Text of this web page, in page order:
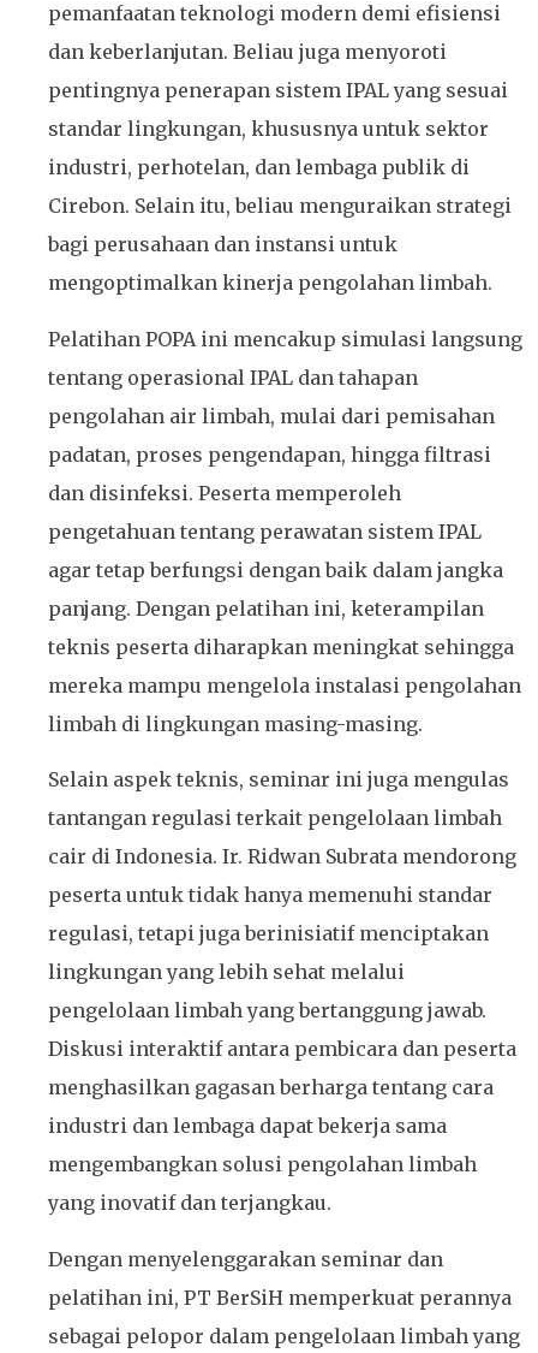
pemanfaatan teknologi modern demi efisiensi
dan keberlanjutan. Beliau juga menyoroti
pentingnya penerapan sistem IPAL yang sesuai
standar lingkungan, khususnya untuk sektor
industri, perhotelan, dan lembaga publik di
Cirebon. Selain itu, beliau menguraikan strategi
bagi perusahaan dan instansi untuk
mengoptimalkan kinerja pengolahan limbah.
Pelatihan POPA ini mencakup simulasi langsung
tentang operasional IPAL dan tahapan
pengolahan air limbah, mulai dari pemisahan
padatan, proses pengendapan, hingga filtrasi
dan disinfeksi. Peserta memperoleh
pengetahuan tentang perawatan sistem IPAL
agar tetap berfungsi dengan baik dalam jangka
panjang. Dengan pelatihan ini, keterampilan
teknis peserta diharapkan meningkat sehingga
mereka mampu mengelola instalasi pengolahan
limbah di lingkungan masing-masing.
Selain aspek teknis, seminar ini juga mengulas
tantangan regulasi terkait pengelolaan limbah
cair di Indonesia. Ir. Ridwan Subrata mendorong
peserta untuk tidak hanya memenuhi standar
regulasi, tetapi juga berinisiatif menciptakan
lingkungan yang lebih sehat melalui
pengelolaan limbah yang bertanggung jawab.
Diskusi interaktif antara pembicara dan peserta
menghasilkan gagasan berharga tentang cara
industri dan lembaga dapat bekerja sama
mengembangkan solusi pengolahan limbah
yang inovatif dan terjangkau.
Dengan menyelenggarakan seminar dan
pelatihan ini, PT BerSiH memperkuat perannya
sebagai pelopor dalam pengelolaan limbah yang